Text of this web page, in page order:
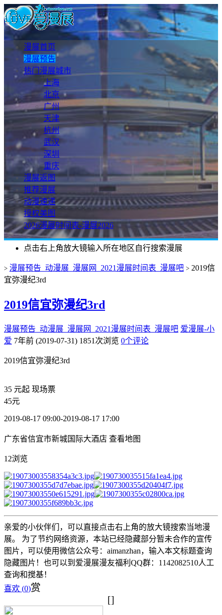
漫展首页
漫展预告
热门漫展城市
上海
北京
广州
天津
杭州
武汉
深圳
重庆
漫展返图
推荐漫展
动漫速递
授权美图
2026漫展时间表-漫展2026
点击右上角放大镜输入所在地区自行搜索漫展
> 漫展预告_动漫展_漫展网_2021漫展时间表_漫展吧 > 2019信
宜弥漫纪3rd
2019信宜弥漫纪3rd
漫展预告_动漫展_漫展网_2021漫展时间表_漫展吧 爱漫展-小
爱 7年前 (2019-07-31) 1851次浏览 0个评论
2019信宜弥漫纪3rd
35 元起 现场票
45元
2019-08-17 09:00-2019-08-17 17:00
广东省信宜市新城国际大酒店 查看地图
12浏览
亲爱的小伙伴们，可以直接点击右上角的放大镜搜索当地漫
展。 为了节约网络资源，本站已经隐藏部分暂未合作的宣传
图片，可以使用微信公众号：aimanzhan，输入本文标题查询
隐藏图片！也可以到爱漫展漫友福利QQ群：1142082510人工
查询和搅基！
喜欢 (0)赏
[]